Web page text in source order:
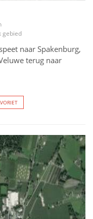
gebied
naar Spakenburg,
terug naar